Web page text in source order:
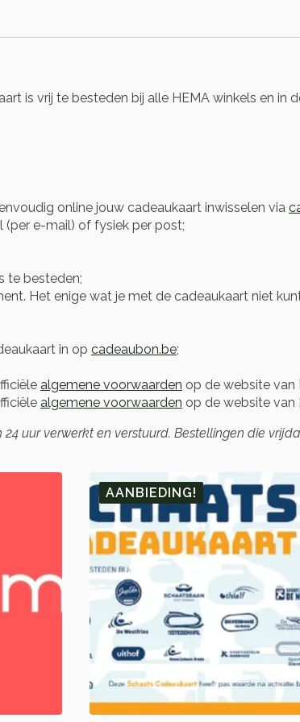
is vrij te besteden bij alle HEMA winkels en
online jouw cadeaukaart inwisselen via
(per e-mail) of fysiek per post;
te besteden;
Het enige wat je met de cadeaukaart niet
in op cadeaubon.be;
algemene voorwaarden op de website van
algemene voorwaarden op de website van
uur verwerkt en verstuurd. Bestellingen die
AANBIEDING!